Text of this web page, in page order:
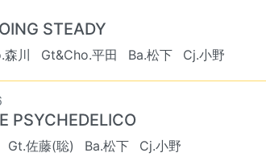
STEADY
森川 Gt&Cho.平田 Ba.松下 Cj.小野
PSYCHEDELICO
Gt.佐藤(聡) Ba.松下 Cj.小野